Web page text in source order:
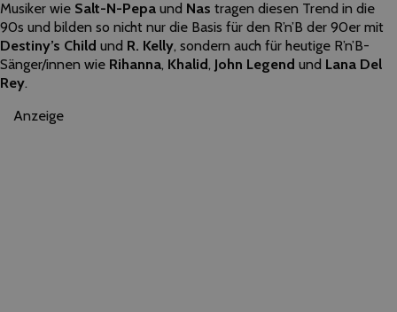
Musiker wie Salt-N-Pepa und Nas tragen diesen Trend in die
90s und bilden so nicht nur die Basis für den R’n’B der 90er mit
Destiny’s Child und R. Kelly, sondern auch für heutige R’n’B-
Sänger/innen wie Rihanna, Khalid, John Legend und Lana Del
Rey.
Anzeige